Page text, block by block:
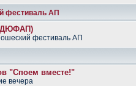
фестиваль АП
фестиваль АП
"Споем вместе!"
вечера